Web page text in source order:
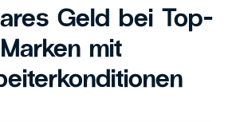
Geld bei Top-
Marken mit